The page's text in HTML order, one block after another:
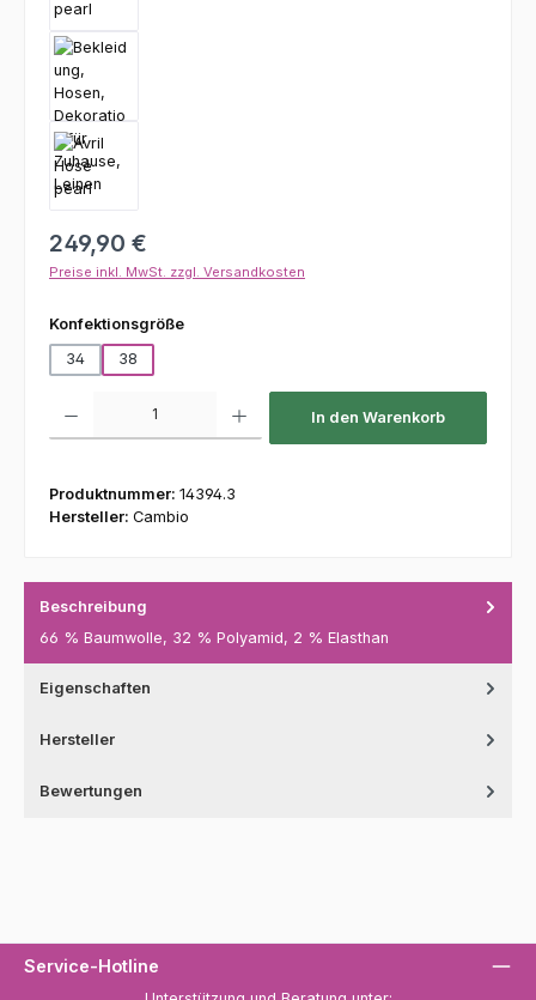
Regulärer Preis:
249,90 €
Preise inkl. MwSt. zzgl. Versandkosten
Konfektionsgrößeauswählen
34
38
In den Warenkorb
Produktnummer: 14394.3
Hersteller: Cambio
Beschreibung
66 % Baumwolle, 32 % Polyamid, 2 % Elasthan
Eigenschaften
Hersteller
Bewertungen
Service-Hotline